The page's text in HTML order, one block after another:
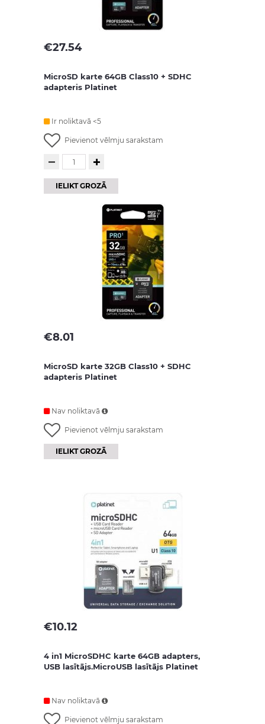
€27.54
MicroSD karte 64GB Class10 + SDHC
adapteris Platinet
Ir noliktavā <5
Pievienot vēlmju sarakstam
IELIKT GROZĀ
€8.01
MicroSD karte 32GB Class10 + SDHC
adapteris Platinet
Nav noliktavā
Pievienot vēlmju sarakstam
IELIKT GROZĀ
€10.12
4 in1 MicroSDHC karte 64GB adapters,
USB lasītājs.MicroUSB lasītājs Platinet
Nav noliktavā
Pievienot vēlmju sarakstam